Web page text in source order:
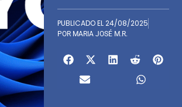
PUBLICADO EL24/08/2025
POR MARIA JOSÉ M.R.